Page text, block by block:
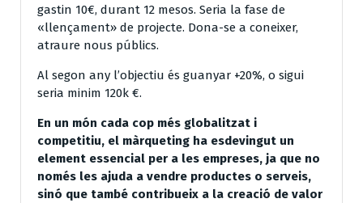
gastin 10€, durant 12 mesos. Seria la fase de
«llençament» de projecte. Dona-se a coneixer,
atraure nous públics.
Al segon any l’objectiu és guanyar +20%, o sigui
seria minim 120k €.
En un món cada cop més globalitzat i
competitiu, el màrqueting ha esdevingut un
element essencial per a les empreses, ja que no
només les ajuda a vendre productes o serveis,
sinó que també contribueix a la creació de valor